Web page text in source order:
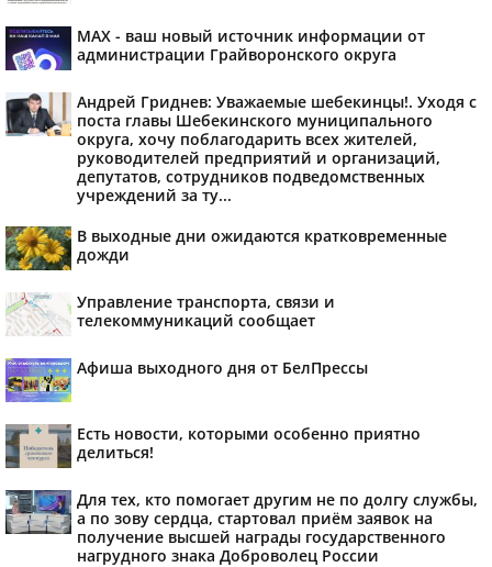
MAX - ваш новый источник информации от
администрации Грайворонского округа
Андрей Гриднев: Уважаемые шебекинцы!. Уходя с
поста главы Шебекинского муниципального
округа, хочу поблагодарить всех жителей,
руководителей предприятий и организаций,
депутатов, сотрудников подведомственных
учреждений за ту...
В выходные дни ожидаются кратковременные
дожди
Управление транспорта, связи и
телекоммуникаций сообщает
Афиша выходного дня от БелПрессы
Есть новости, которыми особенно приятно
делиться!
Для тех, кто помогает другим не по долгу службы,
а по зову сердца, стартовал приём заявок на
получение высшей награды государственного
нагрудного знака Доброволец России